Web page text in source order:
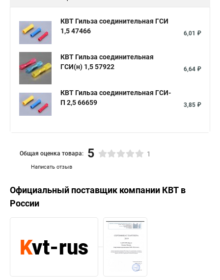
КВТ Гильза соединительная ГСИ
1,5 47466
6,01 ₽
КВТ Гильза соединительная
ГСИ(н) 1,5 57922
6,64 ₽
КВТ Гильза соединительная ГСИ-
П 2,5 66659
3,85 ₽
Написать отзыв
Общая оценка товара: 5 1
Официальный поставщик компании КВТ в
России